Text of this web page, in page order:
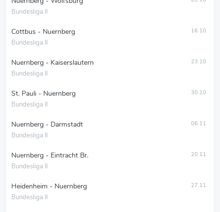
Bundesliga II
Cottbus - Nuernberg
Bundesliga II
16.10
Nuernberg - Kaiserslautern
Bundesliga II
23.10
St. Pauli - Nuernberg
Bundesliga II
30.10
Nuernberg - Darmstadt
Bundesliga II
06.11
Nuernberg - Eintracht Br.
Bundesliga II
20.11
Heidenheim - Nuernberg
Bundesliga II
27.11